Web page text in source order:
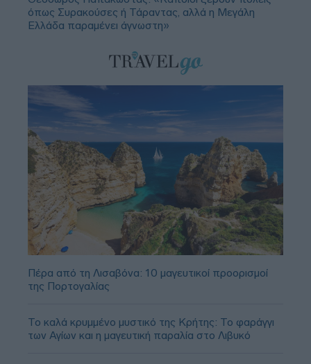
όπως Συρακούσες ή Τάραντας, αλλά η Μεγάλη
Ελλάδα παραμένει άγνωστη»
Πέρα από τη Λισαβόνα: 10 μαγευτικοί προορισμοί
της Πορτογαλίας
Το καλά κρυμμένο μυστικό της Κρήτης: Το φαράγγι
των Αγίων και η μαγευτική παραλία στο Λιβυκό